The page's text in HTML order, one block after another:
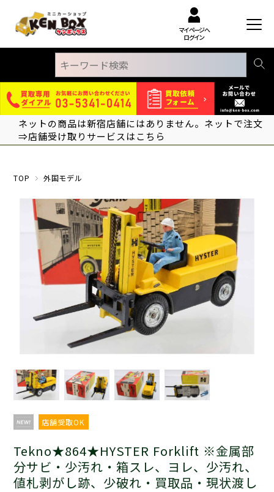
マイページへ
ログイン
ネットの商品は新宿店舗にはありません。ネットで注文
⇒店舗受け取りサービスはこちら
TOP 外国モデル
店舗受取OK
Tekno★864★HYSTER Forklift ※金属部
分サビ・少汚れ・箱スレ、ヨレ、少汚れ、
値札剥がし跡、少破れ・買取品・現状渡し